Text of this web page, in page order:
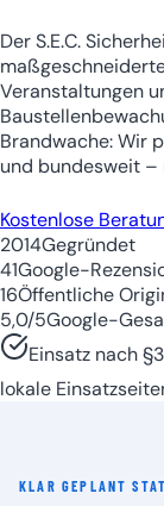
Der S.E.C.
Veranstaltungen
Brandwache: Wir
und bundesweit –
Kostenlose
2014Gegründet
41Google-
16Öffentliche
5,0/5Google-
Einsatz nach
lokale
KLAR GEPLANT